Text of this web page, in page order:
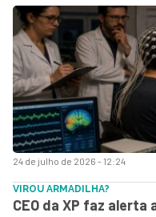
24 de julho de 2026 - 12:24
VIROU ARMADILHA?
CEO da XP faz alerta